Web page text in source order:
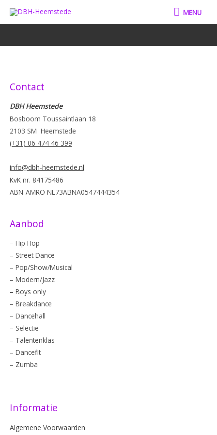
naar
MENU
MENU
Contact
DBH Heemstede
Bosboom Toussaintlaan 18
2103 SM Heemstede
(+31) 06 474 46 399
info@dbh-heemstede.nl
KvK nr. 84175486
ABN-AMRO NL73ABNA0547444354
Aanbod
– Hip Hop
– Street Dance
– Pop/Show/Musical
– Modern/Jazz
– Boys only
– Breakdance
– Dancehall
– Selectie
– Talentenklas
– Dancefit
– Zumba
Informatie
Algemene Voorwaarden